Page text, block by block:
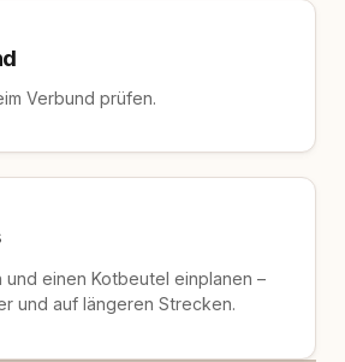
Verbund prüfen.
und einen Kotbeutel einplanen –
und auf längeren Strecken.